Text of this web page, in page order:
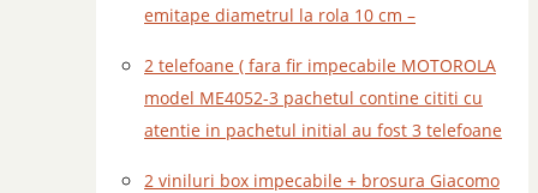
emitape diametrul la rola 10 cm –
2 telefoane ( fara fir impecabile MOTOROLA
model ME4052-3 pachetul contine cititi cu
atentie in pachetul initial au fost 3 telefoane
2 viniluri box impecabile + brosura Giacomo